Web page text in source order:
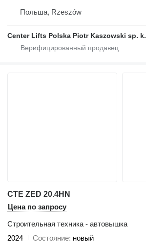
Польша, Rzeszów
Center Lifts Polska Piotr Kaszowski sp. k.
CTE ZED 20.4HN
Цена по запросу
Строительная техника - автовышка
2024
Состояние новый